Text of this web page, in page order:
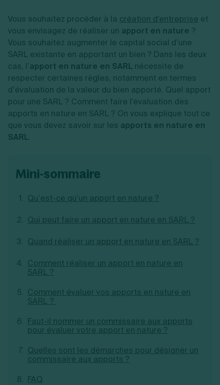
Construction/travaux
Restauration
Commerce
Transport
Autres
Ressources
Simulateur de choix de forme juridique
Estimation du coût de création
Calcul d'éligibilité à l'ACRE
Vérification de la disponibilité du nom d'entreprise
Transmission universelle de patrimoine
Augmentation de capital
Réduction de capital
Gérer son entreprise
Gestion comptable
Approbation des comptes
Dépôt de marque
Recherche d'antériorité
Protection des créations
Confidentialité de l'adresse du dirigeant
Mise en sommeil
Dissolution-liquidation
LMNP
Par métier
Conseil/finance
Vente en ligne
Services aux entreprises
Construction/travaux
Restauration
Commerce
Transport
Autres
Logiciel de comptabilité
Gestion des achats
Bilans et déclarations fiscales
Par besoin
Je suis autonome
Je souhaite être accompagné
comptable LS Compta
Fiches SAS
Fiches EURL
Fiches SARL
Fiches SCI
Fiches auto-entrepreneur
Fiches association
Toutes les fiches sur la création
Autres démarches
Gestion d’entreprise
Fermeture d’entreprise
Création d'entreprise
Devenir auto entrepreneur
Création de SASU
Création de SAS
Création de SCI
Aides à la création d’entreprise
Ouverture compte pro
Création d'entreprise
Vous souhaitez procéder à la création d'entreprise et
vous envisagez de réaliser un apport en nature ?
Vous souhaitez augmenter le capital social d’une
SARL existante en apportant un bien ? Dans les deux
cas, l’apport en nature en SARL nécessite de
respecter certaines règles, notamment en termes
d’évaluation de la valeur du bien apporté. Quel apport
pour une SARL ? Comment faire l'évaluation des
apports en nature en SARL ? On vous explique tout ce
que vous devez savoir sur les apports en nature en
SARL.
mini-sommaire
Qu’est-ce qu’un apport en nature ?
Qui peut faire un apport en nature en SARL ?
Quand réaliser un apport en nature en SARL ?
Comment réaliser un apport en nature en
SARL ?
Comment évaluer vos apports en nature en
SARL ?
Faut-il nommer un commissaire aux apports
pour évaluer votre apport en nature ?
Quelles sont les démarches pour désigner un
commissaire aux apports ?
FAQ